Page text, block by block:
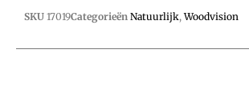
SKU 17019Categorieën Natuurlijk,Woodvision